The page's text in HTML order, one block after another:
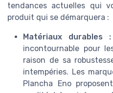
tendances actuelles qui
produit qui se démarquera :
Matériaux durables :
incontournable pour
raison de sa
intempéries. Les
Plancha Eno